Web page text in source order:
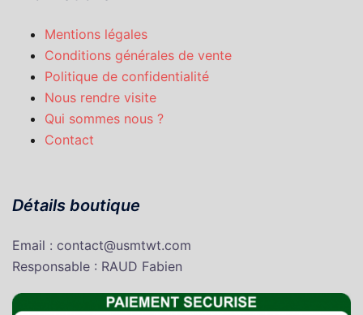
Mentions légales
Conditions générales de vente
Politique de confidentialité
Nous rendre visite
Qui sommes nous ?
Contact
Détails boutique
Email : contact@usmtwt.com
Responsable : RAUD Fabien